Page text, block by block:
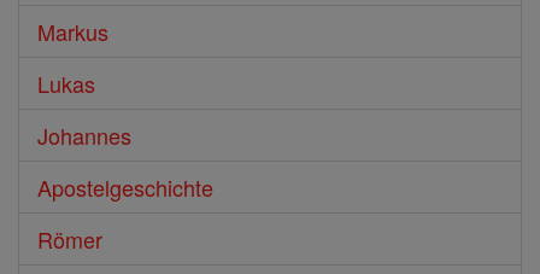
Markus
Lukas
Johannes
Apostelgeschichte
Römer